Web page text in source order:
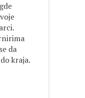
da
kraja.